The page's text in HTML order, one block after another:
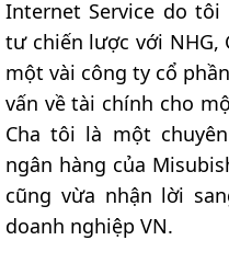
Internet Service do
tư chiến lược với NHG,
một vài công ty cổ
vấn về tài chính cho
Cha tôi là một
ngân hàng của
cũng vừa nhận lời
doanh nghiệp VN.